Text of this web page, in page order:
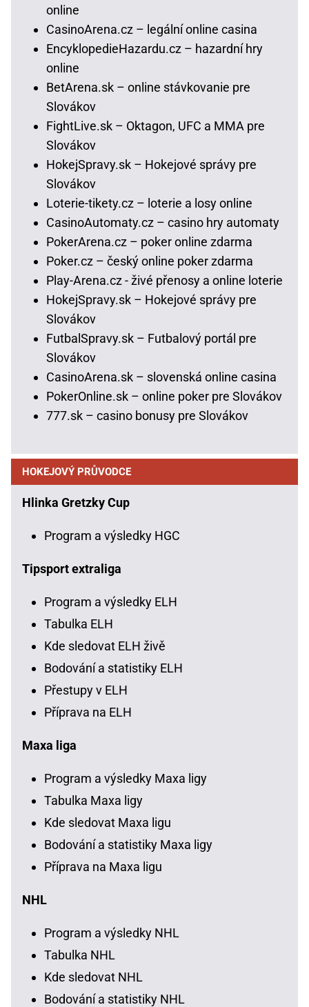
online
CasinoArena.cz – legální online casina
EncyklopedieHazardu.cz – hazardní hry
online
BetArena.sk – online stávkovanie pre
Slovákov
FightLive.sk – Oktagon, UFC a MMA pre
Slovákov
HokejSpravy.sk – Hokejové správy pre
Slovákov
Loterie-tikety.cz – loterie a losy online
CasinoAutomaty.cz – casino hry automaty
PokerArena.cz – poker online zdarma
Poker.cz – český online poker zdarma
Play-Arena.cz - živé přenosy a online loterie
HokejSpravy.sk – Hokejové správy pre
Slovákov
FutbalSpravy.sk – Futbalový portál pre
Slovákov
CasinoArena.sk – slovenská online casina
PokerOnline.sk – online poker pre Slovákov
777.sk – casino bonusy pre Slovákov
HOKEJOVÝ PRŮVODCE
Hlinka Gretzky Cup
Program a výsledky HGC
Tipsport extraliga
Program a výsledky ELH
Tabulka ELH
Kde sledovat ELH živě
Bodování a statistiky ELH
Přestupy v ELH
Příprava na ELH
Maxa liga
Program a výsledky Maxa ligy
Tabulka Maxa ligy
Kde sledovat Maxa ligu
Bodování a statistiky Maxa ligy
Příprava na Maxa ligu
NHL
Program a výsledky NHL
Tabulka NHL
Kde sledovat NHL
Bodování a statistiky NHL